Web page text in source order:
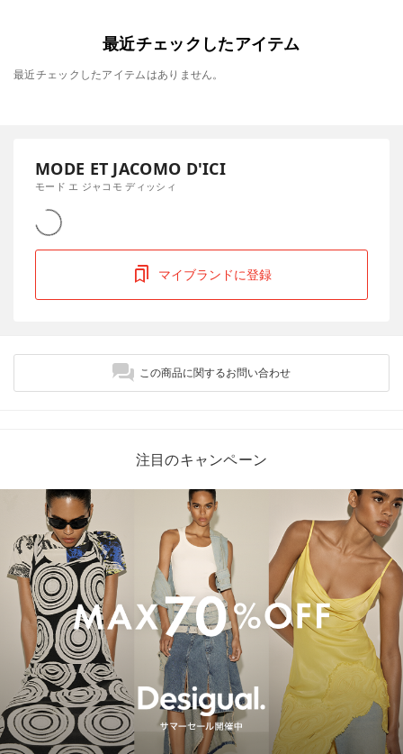
最近チェックしたアイテム
最近チェックしたアイテムはありません。
MODE ET JACOMO D'ICI
モード エ ジャコモ ディッシィ
マイブランドに登録
この商品に関するお問い合わせ
注目のキャンペーン